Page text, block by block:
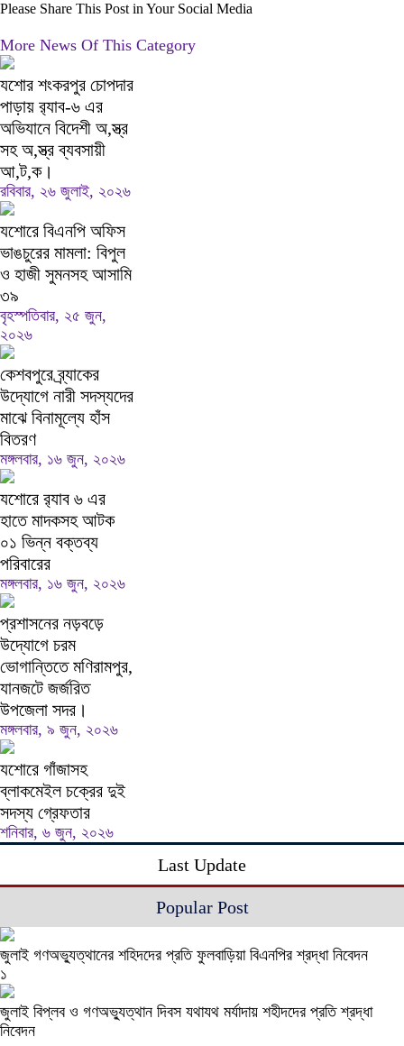
Please Share This Post in Your Social Media
More News Of This Category
যশোর শংকরপুর চোপদার
পাড়ায় র‍্যাব-৬ এর
অভিযানে বিদেশী অ,স্ত্র
সহ অ,স্ত্র ব্যবসায়ী
আ,ট,ক।
রবিবার, ২৬ জুলাই, ২০২৬
যশোরে বিএনপি অফিস
ভাঙচুরের মামলা: বিপুল
ও হাজী সুমনসহ আসামি
৩৯
বৃহস্পতিবার, ২৫ জুন,
২০২৬
কেশবপুরে ব্র্যাকের
উদ্যোগে নারী সদস্যদের
মাঝে বিনামূল্যে হাঁস
বিতরণ
মঙ্গলবার, ১৬ জুন, ২০২৬
যশোরে র‍্যাব ৬ এর
হাতে মাদকসহ আটক
০১ ভিন্ন বক্তব্য
পরিবারের
মঙ্গলবার, ১৬ জুন, ২০২৬
প্রশাসনের নড়বড়ে
উদ্যোগে চরম
ভোগান্তিতে মণিরামপুর,
যানজটে জর্জরিত
উপজেলা সদর।
মঙ্গলবার, ৯ জুন, ২০২৬
যশোরে গাঁজাসহ
ব্লাকমেইল চক্রের দুই
সদস্য গ্রেফতার
শনিবার, ৬ জুন, ২০২৬
Last Update
Popular Post
জুলাই গণঅভ্যুত্থানের শহিদদের প্রতি ফুলবাড়িয়া বিএনপির শ্রদ্ধা নিবেদন
১
জুলাই বিপ্লব ও গণঅভ্যুত্থান দিবস যথাযথ মর্যাদায় শহীদদের প্রতি শ্রদ্ধা
নিবেদন